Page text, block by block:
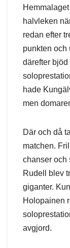
halvleken
redan efter
punkten och
därefter
hade
men
Där och då
matchen.
chanser och
Rudell blev
giganter.
Holopainen
avgjord.